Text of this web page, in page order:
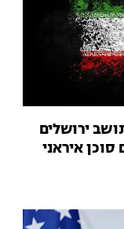
ירושלים